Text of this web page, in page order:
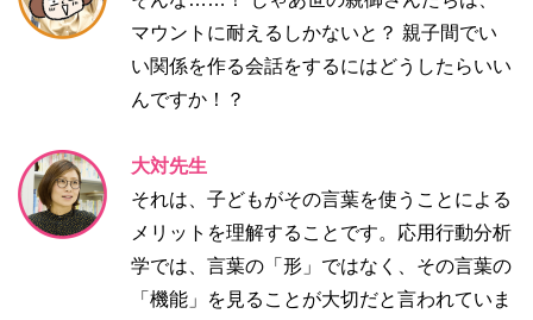
マウントに耐えるしかないと？ 親子間でい
い関係を作る会話をするにはどうしたらいい
んですか！？
大対先生
それは、子どもがその言葉を使うことによる
メリットを理解することです。応用行動分析
学では、言葉の「形」ではなく、その言葉の
「機能」を見ることが大切だと言われていま